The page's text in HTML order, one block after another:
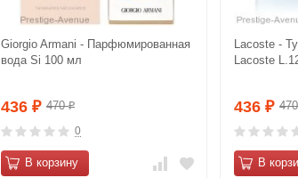
Giorgio Armani - Парфюмированная
вода Si 100 мл
436 ₽ 470₽
0
В корзину
Lacoste -
Lacoste
436 ₽
В